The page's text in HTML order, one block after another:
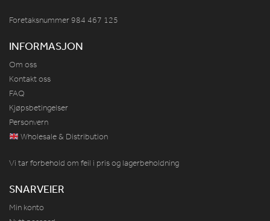
Foretaksnummer 984 467 125
INFORMASJON
Om oss
Kontakt oss
FAQ
Kjøpsbetingelser
Personvern
Wholesale & Distribution
Vi tar forbehold om feil i pris og lagerbeholdning
SNARVEIER
Min konto